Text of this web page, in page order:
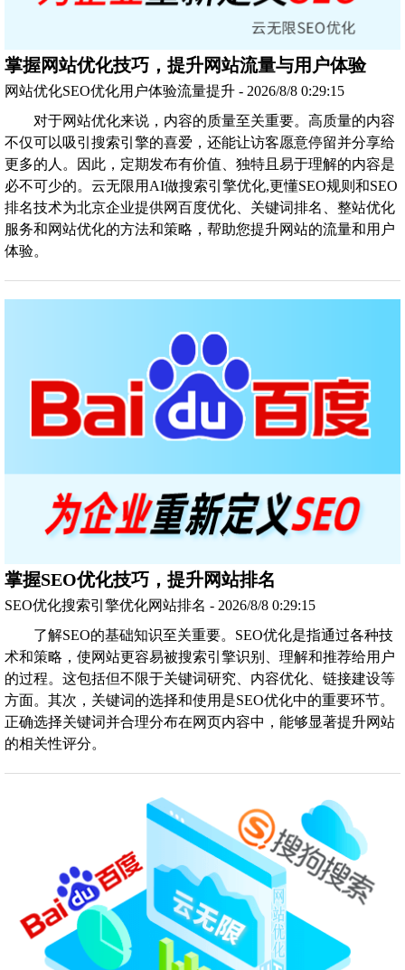
掌握网站优化技巧，提升网站流量与用户体验
网站优化SEO优化用户体验流量提升 - 2026/8/8 0:29:15
对于网站优化来说，内容的质量至关重要。高质量的内容
不仅可以吸引搜索引擎的喜爱，还能让访客愿意停留并分享给
更多的人。因此，定期发布有价值、独特且易于理解的内容是
必不可少的。云无限用AI做搜索引擎优化,更懂SEO规则和SEO
排名技术为北京企业提供网百度优化、关键词排名、整站优化
服务和网站优化的方法和策略，帮助您提升网站的流量和用户
体验。
掌握SEO优化技巧，提升网站排名
SEO优化搜索引擎优化网站排名 - 2026/8/8 0:29:15
了解SEO的基础知识至关重要。SEO优化是指通过各种技
术和策略，使网站更容易被搜索引擎识别、理解和推荐给用户
的过程。这包括但不限于关键词研究、内容优化、链接建设等
方面。其次，关键词的选择和使用是SEO优化中的重要环节。
正确选择关键词并合理分布在网页内容中，能够显著提升网站
的相关性评分。